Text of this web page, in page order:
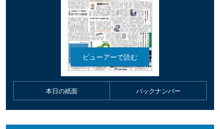
本日の紙面 バックナンバー